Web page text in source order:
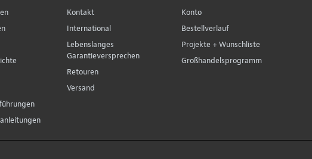
Kontakt
International
Lebenslanges
Garantieversprechen
Retouren
Versand
Konto
Bestellverlauf
Projekte + Wunschliste
Großhandelsprogramm